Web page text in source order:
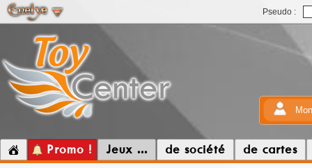
Pseudo :
Promo ! Jeux ... de société de cartes